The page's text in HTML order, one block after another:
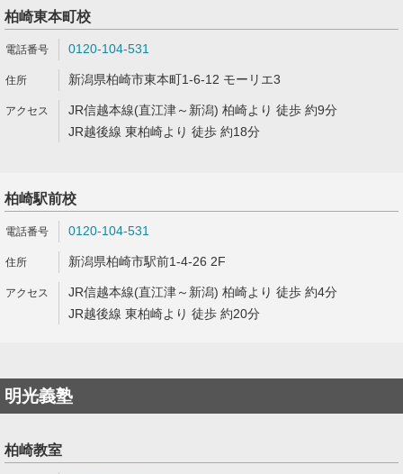
柏崎東本町校
0120-104-531
新潟県柏崎市東本町1-6-12 モーリエ3
JR信越本線(直江津～新潟) 柏崎より 徒歩 約9分
JR越後線 東柏崎より 徒歩 約18分
柏崎駅前校
0120-104-531
新潟県柏崎市駅前1-4-26 2F
JR信越本線(直江津～新潟) 柏崎より 徒歩 約4分
JR越後線 東柏崎より 徒歩 約20分
明光義塾
柏崎教室